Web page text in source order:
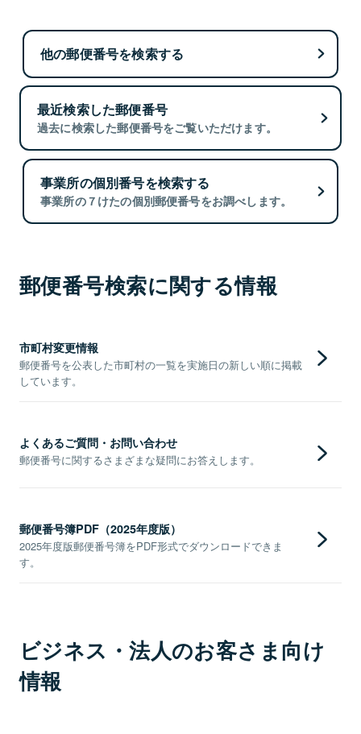
他の郵便番号を検索する
最近検索した郵便番号
過去に検索した郵便番号をご覧いただけます。
事業所の個別番号を検索する
事業所の７けたの個別郵便番号をお調べします。
郵便番号検索に関する情報
市町村変更情報
郵便番号を公表した市町村の一覧を実施日の新しい順に掲載
しています。
よくあるご質問・お問い合わせ
郵便番号に関するさまざまな疑問にお答えします。
郵便番号簿PDF（2025年度版）
2025年度版郵便番号簿をPDF形式でダウンロードできま
す。
ビジネス・法人のお客さま向け
情報